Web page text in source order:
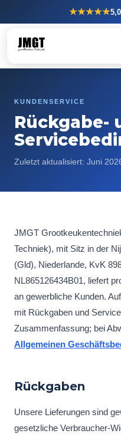
★★★★★5,0
KUNDENSERVICE
Rückgabe-
Zuletzt aktualisiert: Juni
JMGT
Techniek), mit Sitz in der
(Gld), Niederlande, KvK
NL865126434B01, liefert
an gewerbliche Kunden.
mit Rückgaben und
Zusammenfassung; bei
Allgemeinen
Rückgaben
Unsere Lieferungen sind
gesetzliche Verbraucher-